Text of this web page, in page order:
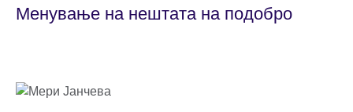
Mенување на нештата на подобро